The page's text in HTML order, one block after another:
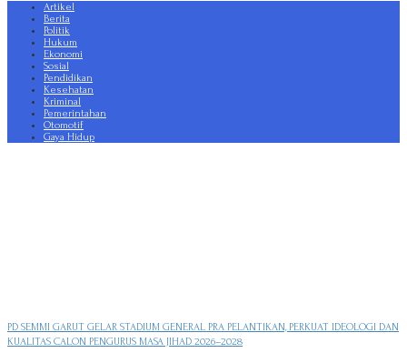
Artikel
Berita
Politik
Hukum
Ekonomi
Sosial
Pendidikan
Kesehatan
Kriminal
Pemerintahan
Otomotif
Gaya Hidup
PD SEMMI GARUT GELAR STADIUM GENERAL PRA PELANTIKAN, PERKUAT IDEOLOGI DAN
KUALITAS CALON PENGURUS MASA JIHAD 2026–2028